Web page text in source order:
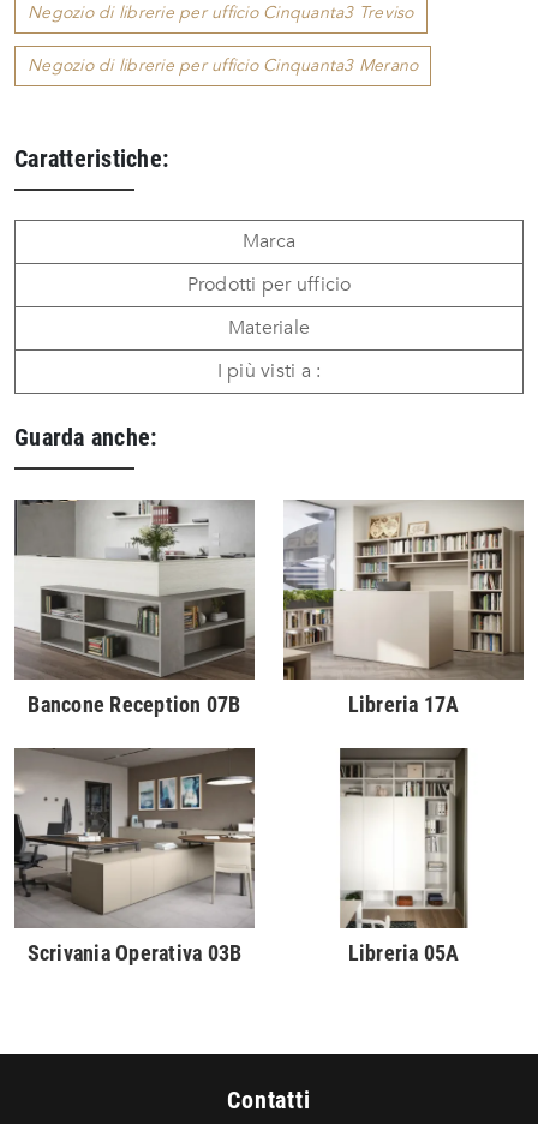
Negozio di librerie per ufficio Cinquanta3 Treviso
Negozio di librerie per ufficio Cinquanta3 Merano
Caratteristiche:
Marca
Prodotti per ufficio
Materiale
I più visti a :
Guarda anche:
Bancone Reception 07B Libreria 17A
Scrivania Operativa 03B Libreria 05A
Contatti